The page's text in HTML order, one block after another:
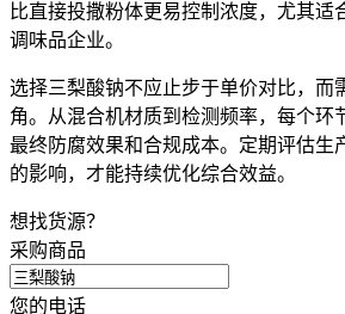
比直接投撒粉体更易控制浓度，尤其适
调味品企业。
选择三梨酸钠不应止步于单价对比，而
角。从混合机材质到检测频率，每个环
最终防腐效果和合规成本。定期评估生
的影响，才能持续优化综合效益。
想找货源？
采购商品
您的电话